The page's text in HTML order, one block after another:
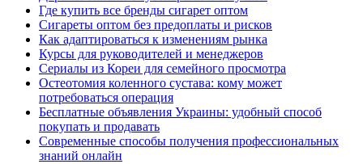
Где купить все бренды сигарет оптом
Сигареты оптом без предоплаты и рисков
Как адаптироваться к изменениям рынка
Курсы для руководителей и менеджеров
Сериалы из Кореи для семейного просмотра
Остеотомия коленного сустава: кому может
потребоваться операция
Бесплатные объявления Украины: удобный способ
покупать и продавать
Современные способы получения профессиональных
знаний онлайн